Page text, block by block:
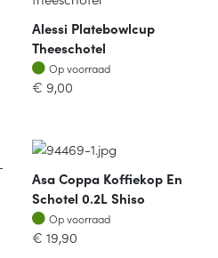
Alessi Platebowlcup
Theeschotel
Op voorraad
Op voorraad
€ 9,00
Asa Coppa Koffiekop En
Schotel 0.2L Shiso
Op voorraad
Op voorraad
€ 19,90